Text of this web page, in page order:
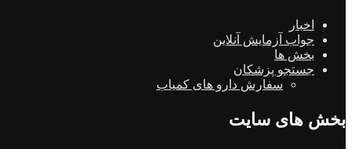
اخبار
جواب آزمایش آنلاین
بخش ها
جستجو پزشکان
سفارش دارو های کمیاب
بخش های سایت